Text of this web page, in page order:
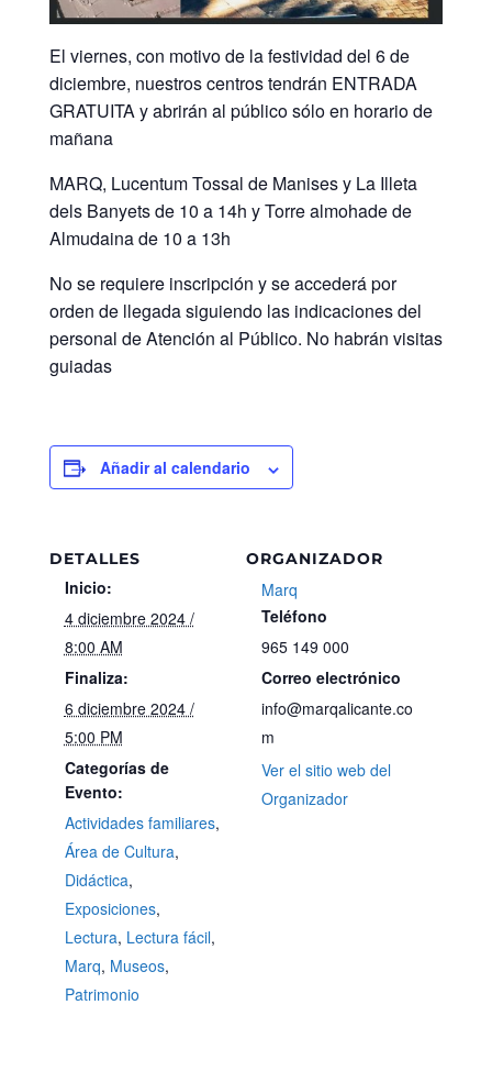
El viernes, con motivo de la festividad del 6 de
diciembre, nuestros centros tendrán ENTRADA
GRATUITA y abrirán al público sólo en horario de
mañana
MARQ, Lucentum Tossal de Manises y La Illeta
dels Banyets de 10 a 14h y Torre almohade de
Almudaina de 10 a 13h
No se requiere inscripción y se accederá por
orden de llegada siguiendo las indicaciones del
personal de Atención al Público. No habrán visitas
guiadas
Añadir al calendario
DETALLES
Inicio:
4 diciembre 2024 /
8:00 AM
Finaliza:
6 diciembre 2024 /
5:00 PM
Categorías de
Evento:
Actividades familiares,
Área de Cultura,
Didáctica,
Exposiciones,
Lectura, Lectura fácil,
Marq, Museos,
Patrimonio
ORGANIZADOR
Marq
Teléfono
965 149 000
Correo electrónico
info@marqalicante.co
m
Ver el sitio web del
Organizador